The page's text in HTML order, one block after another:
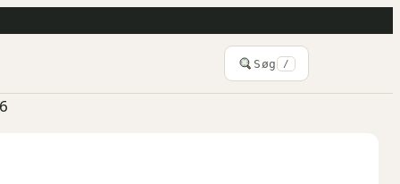
Søg /